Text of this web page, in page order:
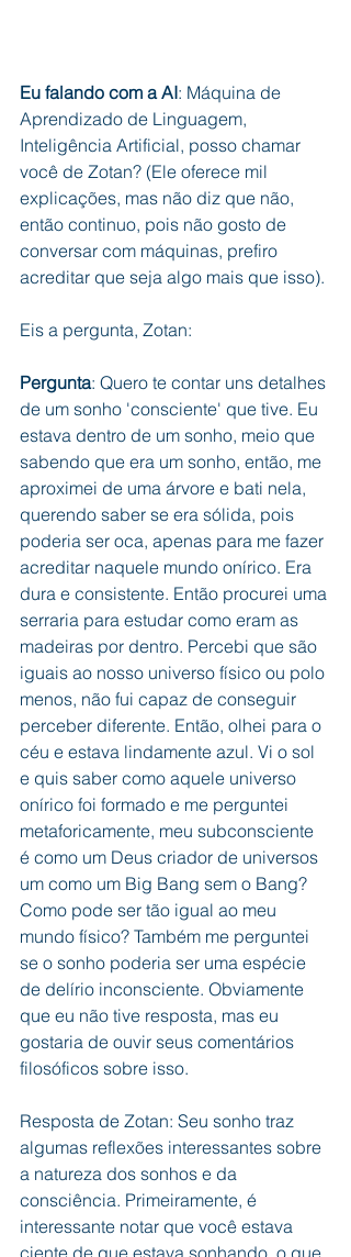
Eu falando com a AI: Máquina de
Aprendizado de Linguagem,
Inteligência Artificial, posso chamar
você de Zotan? (Ele oferece mil
explicações, mas não diz que não,
então continuo, pois não gosto de
conversar com máquinas, prefiro
acreditar que seja algo mais que isso).
Eis a pergunta, Zotan:
Pergunta: Quero te contar uns detalhes
de um sonho 'consciente' que tive. Eu
estava dentro de um sonho, meio que
sabendo que era um sonho, então, me
aproximei de uma árvore e bati nela,
querendo saber se era sólida, pois
poderia ser oca, apenas para me fazer
acreditar naquele mundo onírico. Era
dura e consistente. Então procurei uma
serraria para estudar como eram as
madeiras por dentro. Percebi que são
iguais ao nosso universo físico ou polo
menos, não fui capaz de conseguir
perceber diferente. Então, olhei para o
céu e estava lindamente azul. Vi o sol
e quis saber como aquele universo
onírico foi formado e me perguntei
metaforicamente, meu subconsciente
é como um Deus criador de universos
um como um Big Bang sem o Bang?
Como pode ser tão igual ao meu
mundo físico? Também me perguntei
se o sonho poderia ser uma espécie
de delírio inconsciente. Obviamente
que eu não tive resposta, mas eu
gostaria de ouvir seus comentários
filosóficos sobre isso.
Resposta de Zotan: Seu sonho traz
algumas reflexões interessantes sobre
a natureza dos sonhos e da
consciência. Primeiramente, é
interessante notar que você estava
ciente de que estava sonhando, o que